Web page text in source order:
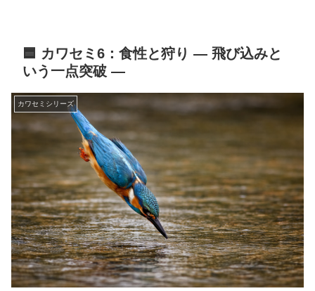
🟦 カワセミ6：食性と狩り ― 飛び込みと
いう一点突破 ―
カワセミシリーズ